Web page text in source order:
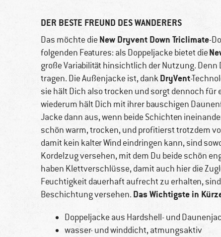
DER BESTE FREUND DES WANDERERS
Das möchte die New Dryvent Down Triclimate-
folgenden Features: als Doppeljacke bietet die
große Variabilität hinsichtlich der Nutzung.
tragen. Die Außenjacke ist, dankDryVent-
sie hält Dich also trocken und sorgt dennoch
wiederum hält Dich mit ihrer bauschigen
Jacke dann aus, wenn beide Schichten
schön warm, trocken, und profitierst trotzdem
damit kein kalter Wind eindringen kann, sind
Kordelzug versehen, mit dem Du beide schön
haben Klettverschlüsse, damit auch hier die
Feuchtigkeit dauerhaft aufrecht zu erhalten,
Beschichtung versehen. Das Wichtigste in
Doppeljacke aus Hardshell- und
wasser- und winddicht, atmungsaktiv